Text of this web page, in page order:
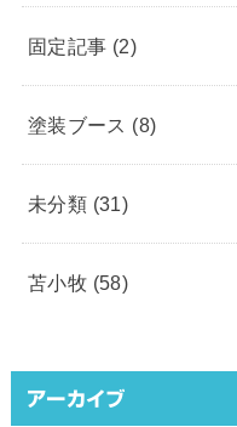
固定記事 (2)
塗装ブース (8)
未分類 (31)
苫小牧 (58)
アーカイブ